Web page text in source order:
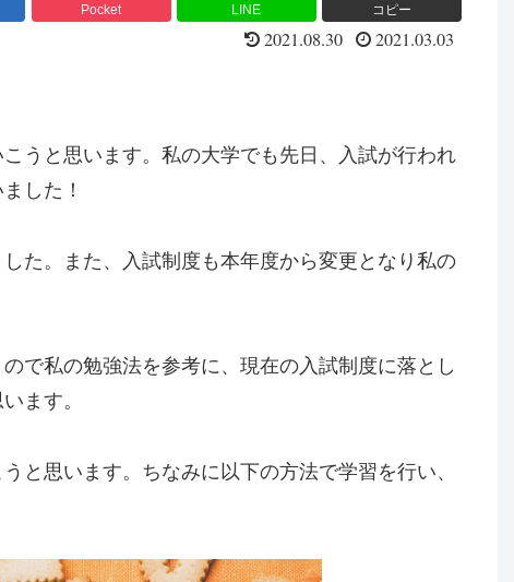
Pocket LINE コピー
2021.08.30 2021.03.03
うと思います。私の大学でも先日、入試が行われ
した！
た。また、入試制度も本年度から変更となり私の
で私の勉強法を参考に、現在の入試制度に落とし
ます。
と思います。ちなみに以下の方法で学習を行い、